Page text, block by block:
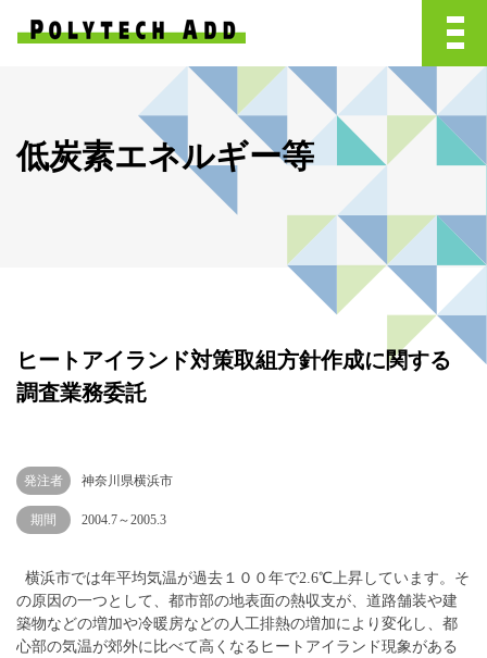
低炭素エネルギー等
ヒートアイランド対策取組方針作成に関する
調査業務委託
発注者 神奈川県横浜市
期間 2004.7～2005.3
横浜市では年平均気温が過去１００年で2.6℃上昇しています。そ
の原因の一つとして、都市部の地表面の熱収支が、道路舗装や建
築物などの増加や冷暖房などの人工排熱の増加により変化し、都
心部の気温が郊外に比べて高くなるヒートアイランド現象がある